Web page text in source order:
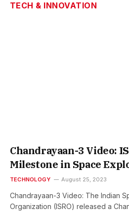
TECH & INNOVATION
Chandrayaan-3 Video:
Milestone in Space
TECHNOLOGY August 25, 2023
Chandrayaan-3 Video: The Indian
Organization (ISRO) released a